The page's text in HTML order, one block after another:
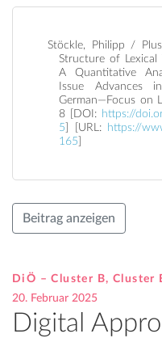
Stöckle, Philipp /
Structure of Lexical
A Quantitative
Issue Advances
German—Focus on
8 [DOI: https://
5 ] [URL:
https://
165
Beitrag anzeigen
DiÖ – Cluster B, Cluster
20. Februar 2025
Digital